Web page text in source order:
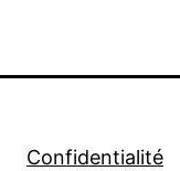
Confidentialité